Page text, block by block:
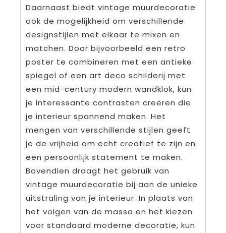
Daarnaast biedt vintage muurdecoratie
ook de mogelijkheid om verschillende
designstijlen met elkaar te mixen en
matchen. Door bijvoorbeeld een retro
poster te combineren met een antieke
spiegel of een art deco schilderij met
een mid-century modern wandklok, kun
je interessante contrasten creëren die
je interieur spannend maken. Het
mengen van verschillende stijlen geeft
je de vrijheid om echt creatief te zijn en
een persoonlijk statement te maken.
Bovendien draagt het gebruik van
vintage muurdecoratie bij aan de unieke
uitstraling van je interieur. In plaats van
het volgen van de massa en het kiezen
voor standaard moderne decoratie, kun